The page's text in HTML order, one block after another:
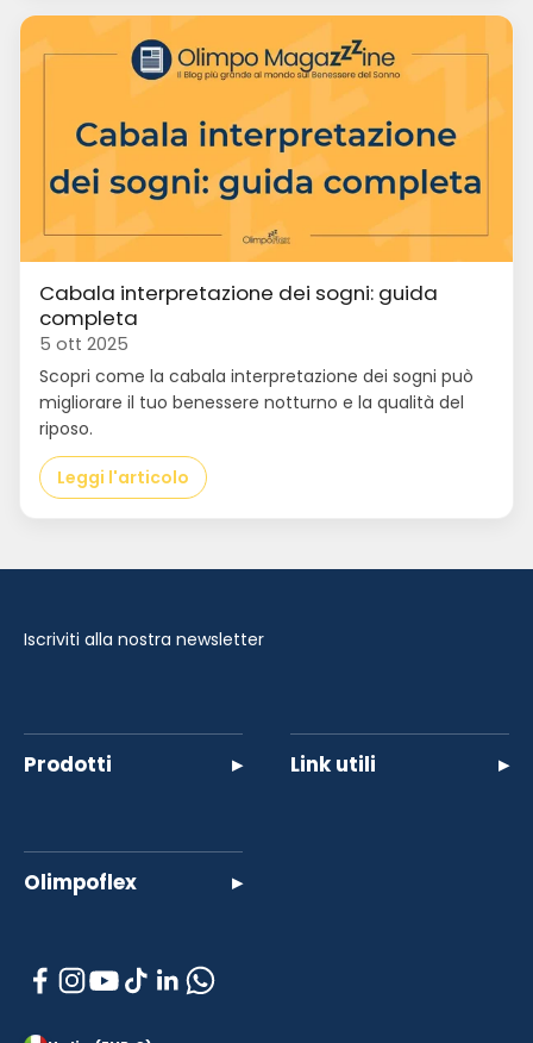
Cabala interpretazione dei sogni: guida
completa
5 ott 2025
Scopri come la cabala interpretazione dei sogni può
migliorare il tuo benessere notturno e la qualità del
riposo.
Leggi l'articolo
Iscriviti alla nostra newsletter
Prodotti ▸ Link utili ▸
Olimpoflex ▸